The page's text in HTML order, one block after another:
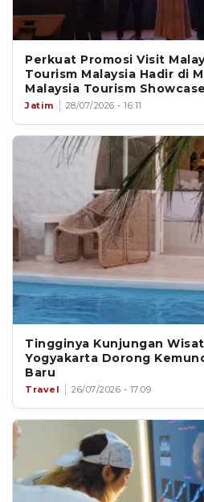
Perkuat Promosi Visit
Tourism Malaysia Hadir di
Malaysia Tourism
Jatim 28/07/2026 - 16:11
Tingginya Kunjungan
Yogyakarta Dorong
Baru
Travel 26/07/2026 - 17:09